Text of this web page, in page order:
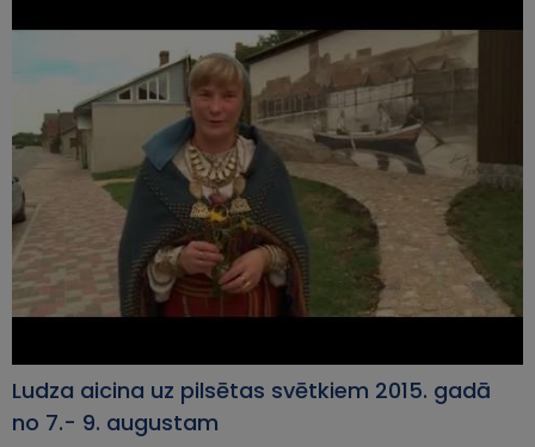
Ludza aicina uz pilsētas svētkiem 2015. gadā
no 7.- 9. augustam